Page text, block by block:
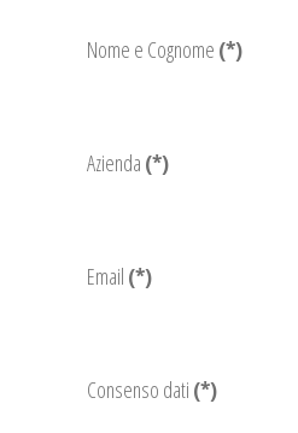
Nome e Cognome (*)
Azienda (*)
Email (*)
Consenso dati (*)